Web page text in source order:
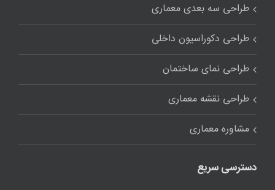
طراحی سه بعدی معماری
طراحی دکوراسیون داخلی
طراحی نمای ساختمان
طراحی نقشه معماری
مشاوره معماری
دسترسی سریع